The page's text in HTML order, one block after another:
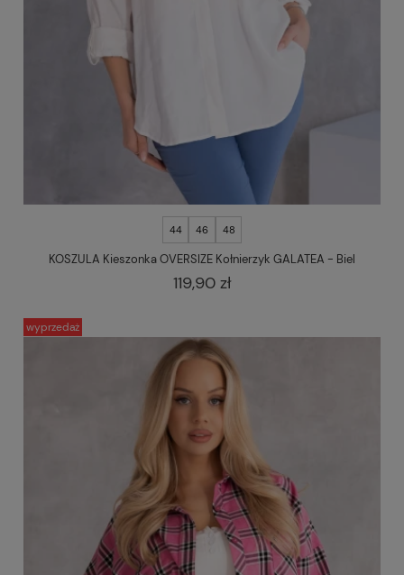
44 46 48
KOSZULA Kieszonka OVERSIZE Kołnierzyk GALATEA - Biel
119,90 zł
wyprzedaż